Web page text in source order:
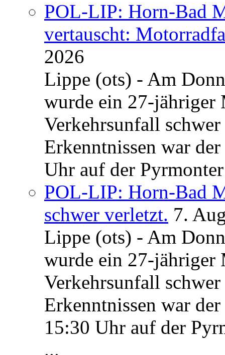
POL-LIP: Horn-Bad
vertauscht:
2026
Lippe (ots) - Am
wurde ein 27-jähriger
Verkehrsunfall
Erkenntnissen war
Uhr auf der
POL-LIP: Horn-Bad
schwer verletzt. 7.
Lippe (ots) - Am
wurde ein 27-jähriger
Verkehrsunfall
Erkenntnissen war
15:30 Uhr auf der
...